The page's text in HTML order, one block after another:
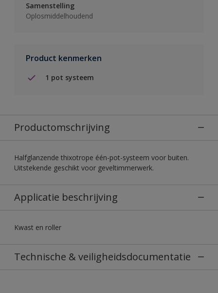
Samenstelling
Oplosmiddelhoudend
Product kenmerken
1 pot systeem
Productomschrijving
Halfglanzende thixotrope één-pot-systeem voor buiten.
Uitstekende geschikt voor geveltimmerwerk.
Applicatie beschrijving
Kwast en roller
Technische & veiligheidsdocumentatie